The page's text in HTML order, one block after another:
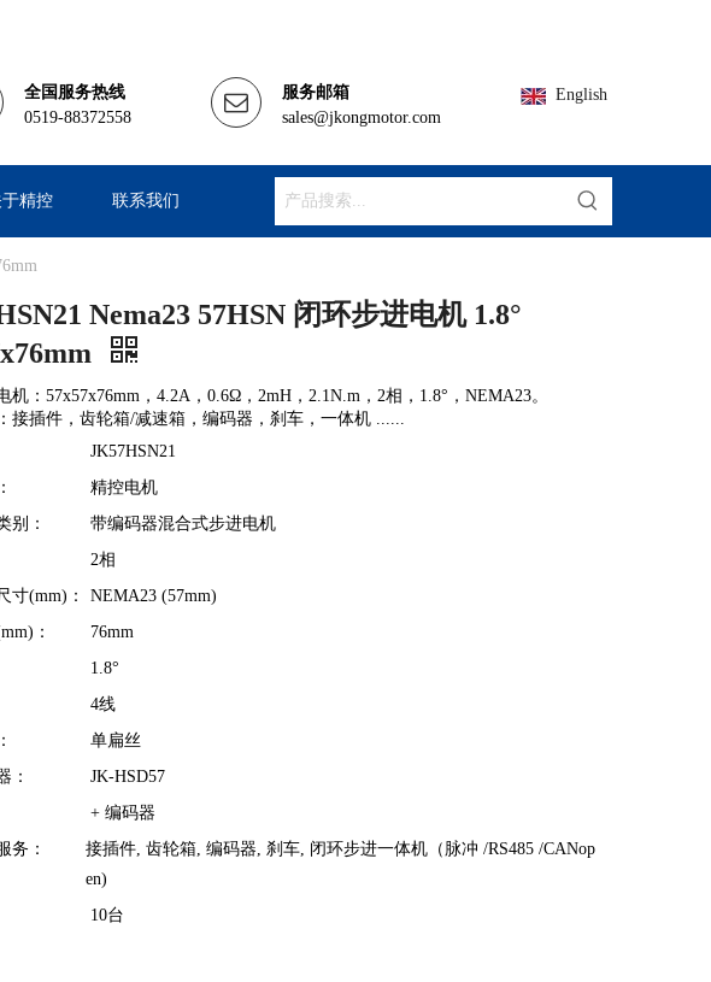
全国服务热线
0519-88372558
服务邮箱
sales@jkongmotor.com
English
于精控 联系我们
Nema23 57HSN 闭环步进电机 1.8°
机：57x57x76mm，4.2A，0.6Ω，2mH，2.1N.m，2相，1.8°，NEMA23。
接插件，齿轮箱/减速箱，编码器，刹车，一体机 ......
JK57HSN21
精控电机
别：
带编码器混合式步进电机
2相
寸(mm)：
NEMA23 (57mm)
：
76mm
1.8°
4线
单扁丝
：
JK-HSD57
+ 编码器
务：
接插件, 齿轮箱, 编码器, 刹车, 闭环步进一体机（脉冲 /RS485 /CANop
en)
10台